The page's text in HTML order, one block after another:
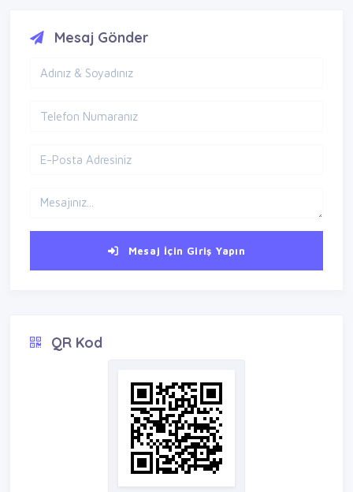
Mesaj Gönder
Mesaj İçin Giriş Yapın
QR Kod